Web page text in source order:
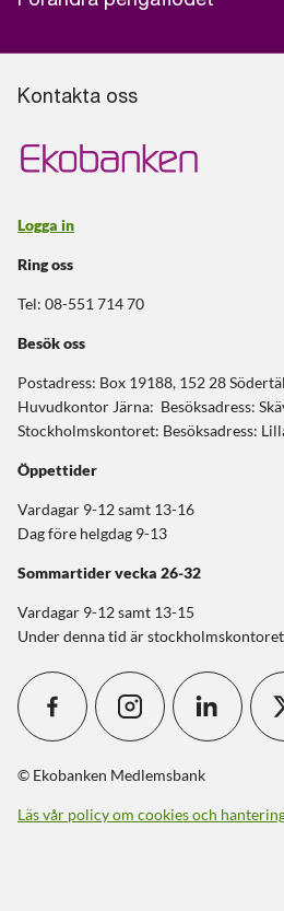
Kontakta oss
Logga in
Ring oss
Tel: 08-551 714 70
Besök oss
Postadress: Box 19188, 152 28
Huvudkontor Järna: Besöksadress:
Stockholmskontoret: Besöksadress:
Öppettider
Vardagar 9-12 samt 13-16
Dag före helgdag 9-13
Sommartidervecka 26-32
Vardagar 9-12 samt 13-15
Under denna tid är
© Ekobanken Medlemsbank
Läs vår policy om cookies och